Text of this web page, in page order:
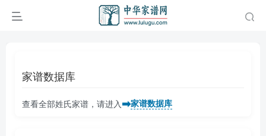
家谱数据库
查看全部姓氏家谱，请进入 ➡家谱数据库